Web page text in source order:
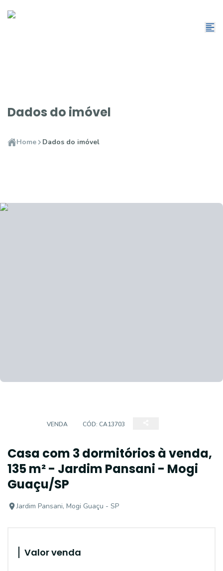
Dados do imóvel
Home Dados do imóvel
VENDA CÓD: CA13703
Casa com 3 dormitórios à venda,
135 m² - Jardim Pansani - Mogi
Guaçu/SP
Jardim Pansani, Mogi Guaçu - SP
Valor venda